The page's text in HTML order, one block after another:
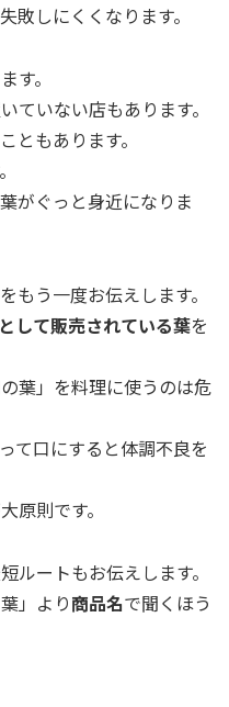
敗しにくくなります。
す。
ていない店もあります。
ともあります。
がぐっと身近になりま
もう一度お伝えします。
して販売されている葉を
葉」を料理に使うのは危
て口にすると体調不良を
原則です。
ルートもお伝えします。
」より商品名で聞くほう